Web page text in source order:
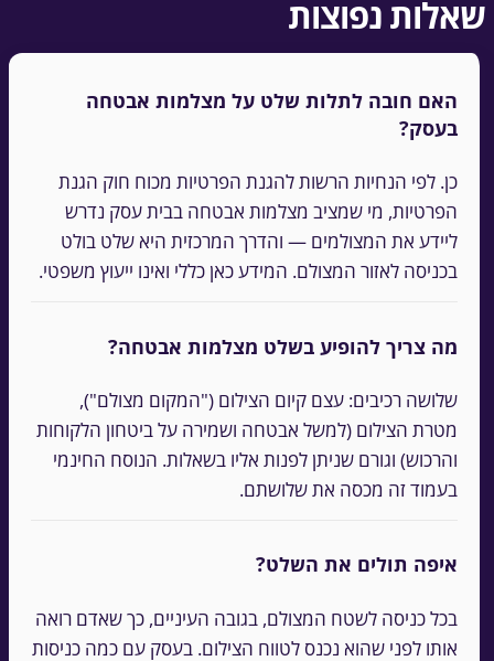
שאלות נפוצות
האם חובה לתלות שלט על מצלמות אבטחה
בעסק?
כן. לפי הנחיות הרשות להגנת הפרטיות מכוח חוק הגנת
הפרטיות, מי שמציב מצלמות אבטחה בבית עסק נדרש
ליידע את המצולמים — והדרך המרכזית היא שלט בולט
בכניסה לאזור המצולם. המידע כאן כללי ואינו ייעוץ משפטי.
מה צריך להופיע בשלט מצלמות אבטחה?
שלושה רכיבים: עצם קיום הצילום ("המקום מצולם"),
מטרת הצילום (למשל אבטחה ושמירה על ביטחון הלקוחות
והרכוש) וגורם שניתן לפנות אליו בשאלות. הנוסח החינמי
בעמוד זה מכסה את שלושתם.
איפה תולים את השלט?
בכל כניסה לשטח המצולם, בגובה העיניים, כך שאדם רואה
אותו לפני שהוא נכנס לטווח הצילום. בעסק עם כמה כניסות